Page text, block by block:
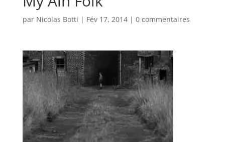
par Nicolas Botti | Fév 17, 2014| 0 commentaires